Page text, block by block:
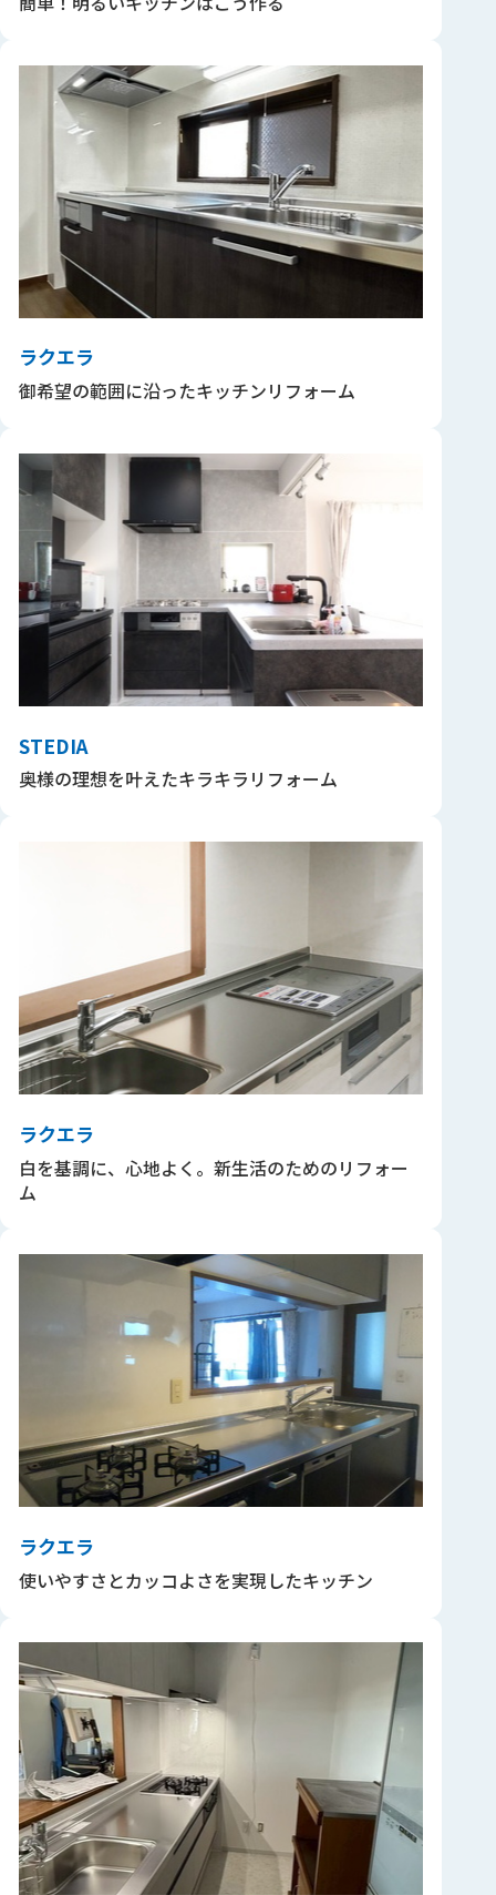
ラクエラ
御希望の範囲に沿ったキッチンリフォーム
STEDIA
奥様の理想を叶えたキラキラリフォーム
ラクエラ
白を基調に、心地よく。新生活のためのリフォー
ム
ラクエラ
使いやすさとカッコよさを実現したキッチン